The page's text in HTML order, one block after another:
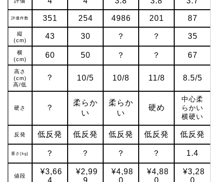
評価件数 351 254 4986 201 87
縦
(cm)
43 30 ？ ？ 35
横
(cm)
60 50 ？ ？ 67
高さ
(cm)
高/低
？ 10/5 10/8 11/8 8.5/5
硬さ ？
柔らか
い
柔らか
い
硬め
中心柔
らかい
横硬い
反発 低反発 低反発 低反発 低反発 低反発
重さ(kg) ？ ？ ？ ？ 1.4
値段
¥3,66
¥2,99
¥4,98
¥4,88
¥3,28